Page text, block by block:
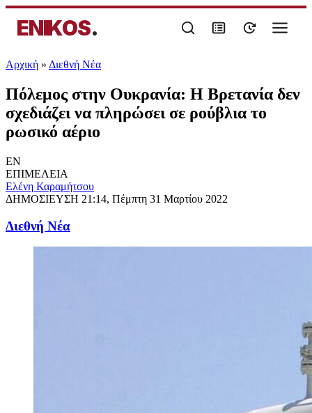
ENIKOS.
Αρχική » Διεθνή Νέα
Πόλεμος στην Ουκρανία: Η Βρετανία δεν
σχεδιάζει να πληρώσει σε ρούβλια το
ρωσικό αέριο
EN
ΕΠΙΜΕΛΕΙΑ
Ελένη Καραμήτσου
ΔΗΜΟΣΙΕΥΣΗ 21:14, Πέμπτη 31 Μαρτίου 2022
Διεθνή Νέα